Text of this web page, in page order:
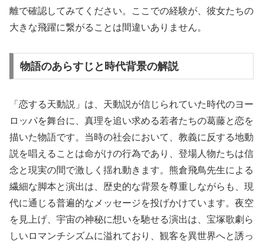
離で確認してみてください。ここでの経験が、彼女たちの
大きな飛躍に繋がることは間違いありません。
物語のあらすじと時代背景の解説
「恋する天動説」は、天動説が信じられていた時代のヨー
ロッパを舞台に、真理を追い求める若者たちの葛藤と恋を
描いた物語です。当時の社会において、教義に反する地動
説を唱えることは命がけの行為であり、登場人物たちは信
念と現実の間で激しく揺れ動きます。熊倉飛鳥先生による
繊細な脚本と演出は、歴史的な背景を尊重しながらも、現
代に通じる普遍的なメッセージを投げかけています。夜空
を見上げ、宇宙の神秘に想いを馳せる演出は、宝塚歌劇ら
しいロマンチシズムに溢れており、観客を異世界へと誘っ